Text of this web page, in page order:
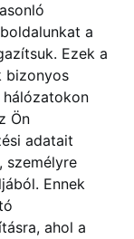
a
Ezek a
bizonyos
Ön
adatait
személyre
Ennek
ahol a